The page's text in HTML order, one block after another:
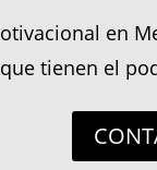
en
tienen el